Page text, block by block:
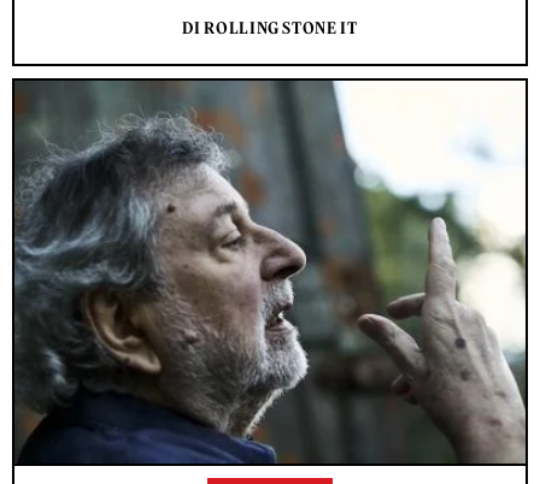
DI ROLLING STONE IT